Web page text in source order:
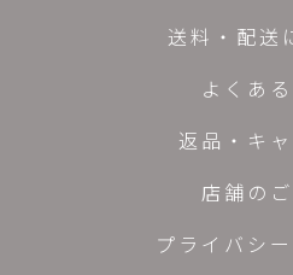
送料・配送
よくあ
返品・キ
店舗の
プライバシ